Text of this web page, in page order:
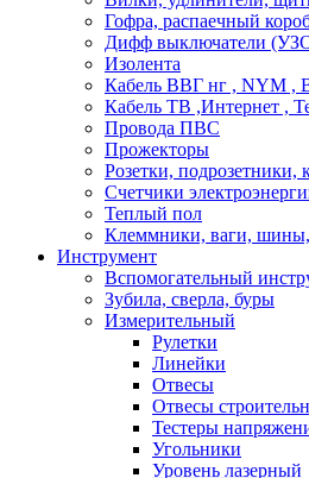
Гофра, распаечный
Дифф выключатели
Изолента
Кабель ВВГ нг , NYM
Кабель ТВ ,Интернет ,
Провода ПВС
Прожекторы
Розетки, подрозетники,
Счетчики
Теплый пол
Клеммники, ваги, шины,
Инструмент
Вспомогательный
Зубила, сверла, буры
Измерительный
Рулетки
Линейки
Отвесы
Отвесы
Тестеры
Угольники
Уровень лазерный